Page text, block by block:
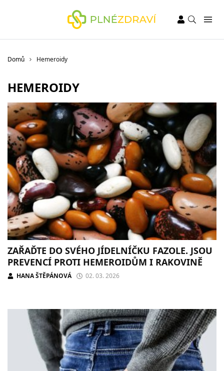
Domů Hemeroidy
HEMEROIDY
ZAŘAĎTE DO SVÉHO JÍDELNÍČKU FAZOLE. JSOU
PREVENCÍ PROTI HEMEROIDŮM I RAKOVINĚ
HANA ŠTĚPÁNOVÁ 02. 03. 2026